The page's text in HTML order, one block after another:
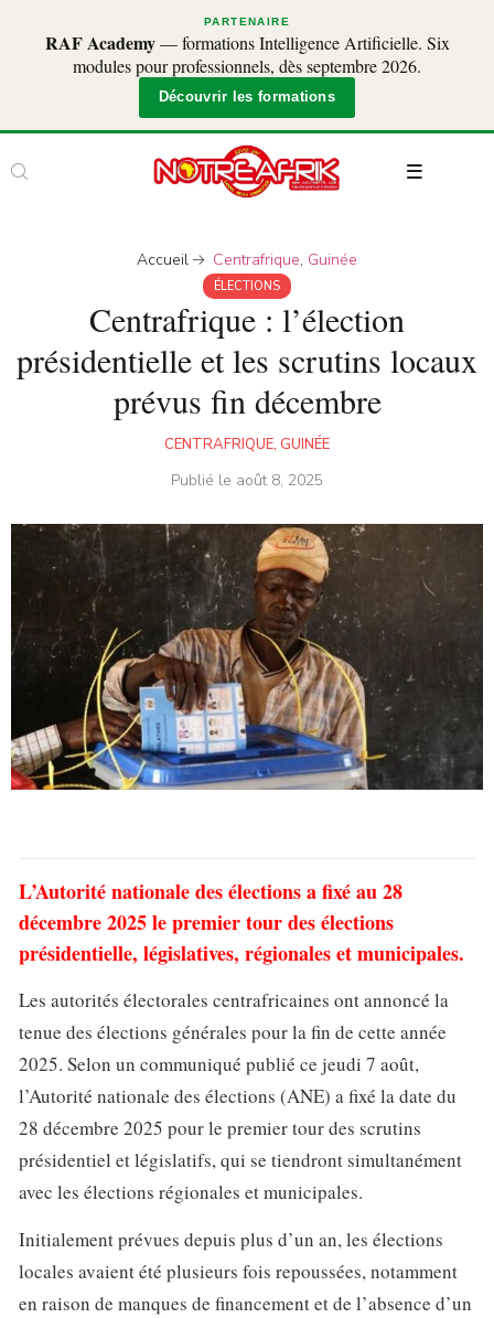
PARTENAIRE
RAF Academy— formations Intelligence Artificielle. Six
modules pour professionnels, dès septembre 2026.
Découvrir les formations
Accueil Centrafrique, Guinée
ÉLECTIONS
Centrafrique : l’élection
présidentielle et les scrutins locaux
prévus fin décembre
CENTRAFRIQUE, GUINÉE
Publié le août 8, 2025
L’Autorité nationale des élections a fixé au 28
décembre 2025 le premier tour des élections
présidentielle, législatives, régionales et municipales.
Les autorités électorales centrafricaines ont annoncé la
tenue des élections générales pour la fin de cette année
2025. Selon un communiqué publié ce jeudi 7 août,
l’Autorité nationale des élections (ANE) a fixé la date du
28 décembre 2025 pour le premier tour des scrutins
présidentiel et législatifs, qui se tiendront simultanément
avec les élections régionales et municipales.
Initialement prévues depuis plus d’un an, les élections
locales avaient été plusieurs fois repoussées, notamment
en raison de manques de financement et de l’absence d’un